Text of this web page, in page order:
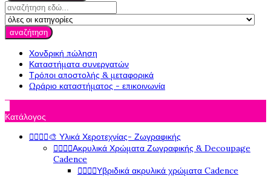
αναζήτηση
Χονδρική πώληση
Καταστήματα συνεργατών
Τρόποι αποστολής & μεταφορικά
Ωράριο καταστήματος - επικοινωνία
Κατάλογος
🎨 Υλικά Χεροτεχνίας- Ζωγραφικής
Ακρυλικά Χρώματα Ζωγραφικής & Decoupage
Cadence
Υβριδικά ακρυλικά χρώματα Cadence